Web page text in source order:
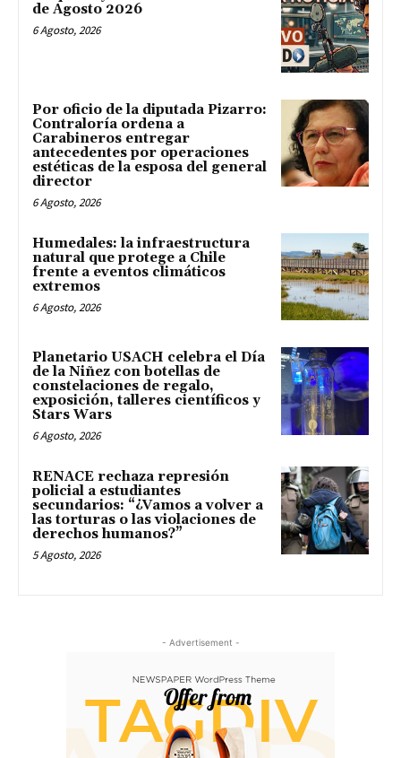
de Agosto 2026
6 Agosto, 2026
Por oficio de la diputada Pizarro:
Contraloría ordena a
Carabineros entregar
antecedentes por operaciones
estéticas de la esposa del general
director
6 Agosto, 2026
Humedales: la infraestructura
natural que protege a Chile
frente a eventos climáticos
extremos
6 Agosto, 2026
Planetario USACH celebra el Día
de la Niñez con botellas de
constelaciones de regalo,
exposición, talleres científicos y
Stars Wars
6 Agosto, 2026
RENACE rechaza represión
policial a estudiantes
secundarios: “¿Vamos a volver a
las torturas o las violaciones de
derechos humanos?”
5 Agosto, 2026
- Advertisement -